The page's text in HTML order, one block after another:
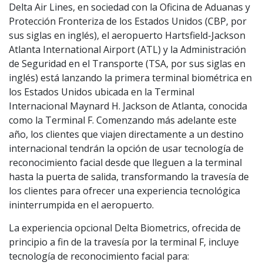
Delta Air Lines, en sociedad con la Oficina de Aduanas y
Protección Fronteriza de los Estados Unidos (CBP, por
sus siglas en inglés), el aeropuerto Hartsfield-Jackson
Atlanta International Airport (ATL) y la Administración
de Seguridad en el Transporte (TSA, por sus siglas en
inglés) está lanzando la primera terminal biométrica en
los Estados Unidos ubicada en la Terminal
Internacional Maynard H. Jackson de Atlanta, conocida
como la Terminal F. Comenzando más adelante este
año, los clientes que viajen directamente a un destino
internacional tendrán la opción de usar tecnología de
reconocimiento facial desde que lleguen a la terminal
hasta la puerta de salida, transformando la travesía de
los clientes para ofrecer una experiencia tecnológica
ininterrumpida en el aeropuerto.
La experiencia opcional Delta Biometrics, ofrecida de
principio a fin de la travesía por la terminal F, incluye
tecnología de reconocimiento facial para: